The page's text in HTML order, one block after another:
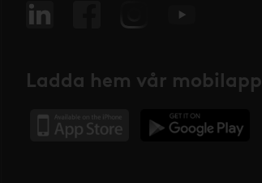
Ladda hem vår mobilapp